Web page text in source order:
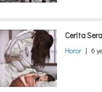
Cerita
Horor | 6